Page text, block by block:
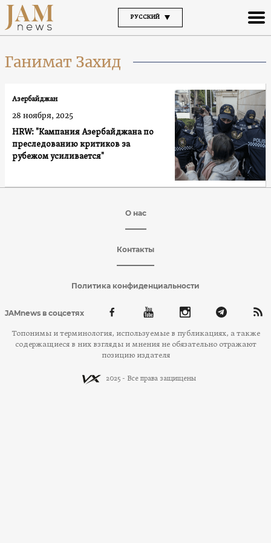
РУССКИЙ
Ганимат Захид
HRW: "Кампания Азербайджана по
преследованию критиков за
рубежом усиливается"
Азербайджан
28 ноября, 2025
О нас
Контакты
Политика конфиденциальности
JAMnews в соцсетях
Топонимы и терминология, используемые в публикациях, а также
содержащиеся в них взгляды и мнения не обязательно отражают
позицию издателя
2025 - Все права защищены